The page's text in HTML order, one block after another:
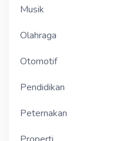
Musik
Olahraga
Otomotif
Pendidikan
Peternakan